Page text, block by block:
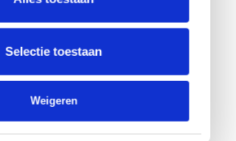
Selectie toestaan
Weigeren
keuzes voor jouw
buitenruimte